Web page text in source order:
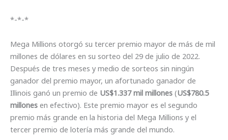
*-*-*
Mega Millions otorgó su tercer premio mayor de más de mil
millones de dólares en su sorteo del 29 de julio de 2022.
Después de tres meses y medio de sorteos sin ningún
ganador del premio mayor, un afortunado ganador de
Illinois ganó un premio de US$1.337 mil millones (US$780.5
millones en efectivo). Este premio mayor es el segundo
premio más grande en la historia del Mega Millions y el
tercer premio de lotería más grande del mundo.